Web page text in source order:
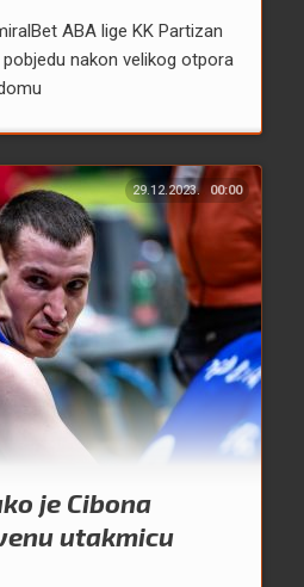
ABA lige KK Partizan
nakon velikog otpora
29.12.2023. 00:00
je Cibona
utakmicu